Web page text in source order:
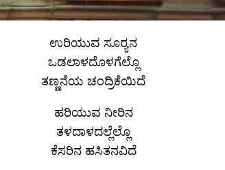
ಉರಿಯುವ ಸೂರ‍್ಯನ
ಒಡಲಾಳದೊಳಗೆಲ್ಲೊ
ತಣ್ಣನೆಯ ಚಂದ್ರಿಕೆಯಿದೆ
ಹರಿಯುವ ನೀರಿನ
ತಳದಾಳದಲ್ಲೆಲ್ಲೊ
ಕೆಸರಿನ ಹಸಿತನವಿದೆ